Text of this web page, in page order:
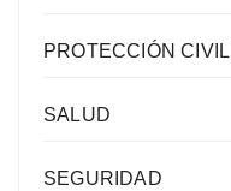
PROTECCIÓN CIVIL
SALUD
SEGURIDAD